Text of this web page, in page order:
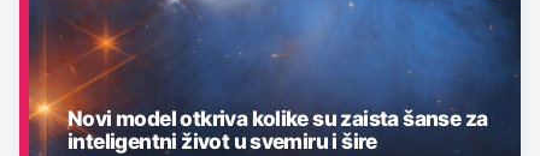
Novi model otkriva kolike su zaista šanse za
inteligentni život u svemiru i šire